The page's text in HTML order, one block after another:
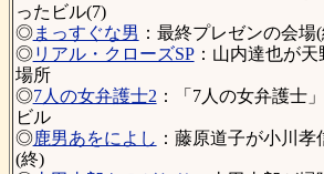
ったビル(7)
◎まっすぐな男 ：最終プレゼンの会場
◎リアル・クローズSP：山内達也が天
場所
◎7人の女弁護士2 ：「7人の女弁護士
ビル
◎鹿男あをによし ：藤原道子が小川
(終)